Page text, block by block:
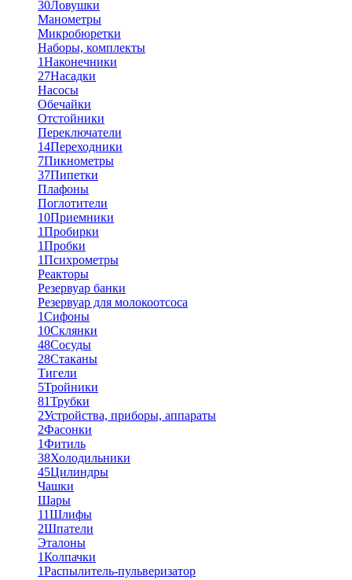
30Ловушки
Манометры
Микробюретки
Наборы, комплекты
1Наконечники
27Насадки
Насосы
Обечайки
Отстойники
Переключатели
14Переходники
7Пикнометры
37Пипетки
Плафоны
Поглотители
10Приемники
1Пробирки
1Пробки
1Психрометры
Реакторы
Резервуар банки
Резервуар для молокоотсоса
1Сифоны
10Склянки
48Сосуды
28Стаканы
Тигели
5Тройники
81Трубки
2Устройства, приборы, аппараты
2Фасонки
1Фитиль
38Холодильники
45Цилиндры
Чашки
Шары
11Шлифы
2Шпатели
Эталоны
1Колпачки
1Распылитель-пульверизатор